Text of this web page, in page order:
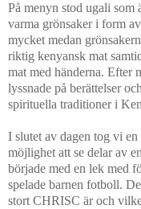
På menyn stod ugali
varma grönsaker i form
mycket medan
riktig kenyansk mat
mat med händerna. Efter
lyssnade på berättelser
spirituella traditioner i
I slutet av dagen tog vi
möjlighet att se delar av
började med en lek med
spelade barnen fotboll.
stort CHRISC är och